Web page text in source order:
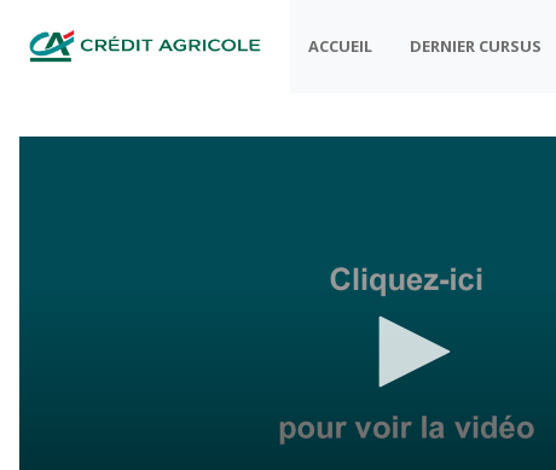
ACCUEIL DERNIER CURSUS